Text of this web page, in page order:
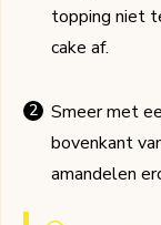
topping niet
cake af.
Smeer met
bovenkant
amandelen